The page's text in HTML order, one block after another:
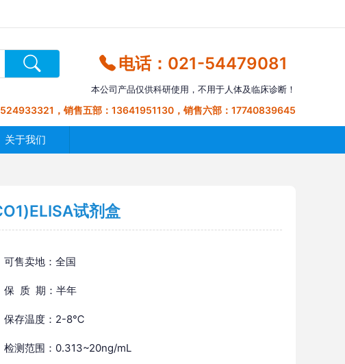
电话：021-54479081
本公司产品仅供科研使用，不用于人体及临床诊断！
，销售五部：13641951130，销售六部：17740839645
关于我们
试剂盒
可售卖地：全国
保 质 期：半年
保存温度：2-8℃
检测范围：0.313~20ng/mL